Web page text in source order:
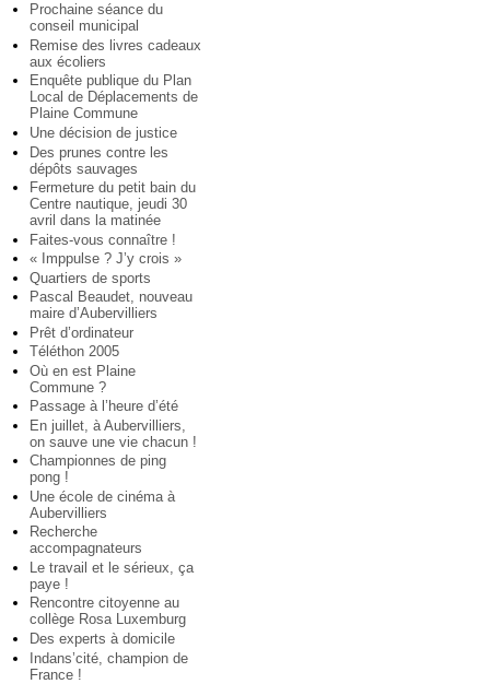
Prochaine séance du
conseil municipal
Remise des livres cadeaux
aux écoliers
Enquête publique du Plan
Local de Déplacements de
Plaine Commune
Une décision de justice
Des prunes contre les
dépôts sauvages
Fermeture du petit bain du
Centre nautique, jeudi 30
avril dans la matinée
Faites-vous connaître !
« Imppulse ? J’y crois »
Quartiers de sports
Pascal Beaudet, nouveau
maire d’Aubervilliers
Prêt d’ordinateur
Téléthon 2005
Où en est Plaine
Commune ?
Passage à l’heure d’été
En juillet, à Aubervilliers,
on sauve une vie chacun !
Championnes de ping
pong !
Une école de cinéma à
Aubervilliers
Recherche
accompagnateurs
Le travail et le sérieux, ça
paye !
Rencontre citoyenne au
collège Rosa Luxemburg
Des experts à domicile
Indans’cité, champion de
France !